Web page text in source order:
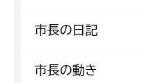
市長の日記
市長の動き